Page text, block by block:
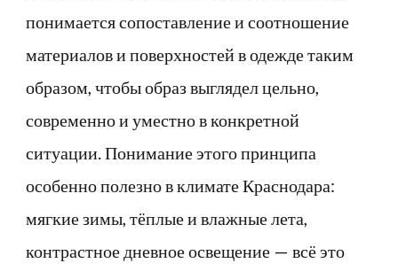
понимается сопоставление и соотношение
материалов и поверхностей в одежде таким
образом, чтобы образ выглядел цельно,
современно и уместно в конкретной
ситуации. Понимание этого принципа
особенно полезно в климате Краснодара:
мягкие зимы, тёплые и влажные лета,
контрастное дневное освещение — всё это